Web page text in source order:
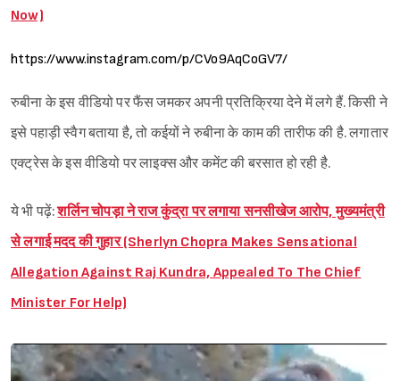
Now)
https://www.instagram.com/p/CVo9AqCoGV7/
रुबीना के इस वीडियो पर फैंस जमकर अपनी प्रतिक्रिया देने में लगे हैं. किसी ने
इसे पहाड़ी स्वैग बताया है, तो कईयों ने रुबीना के काम की तारीफ की है. लगातार
एक्ट्रेस के इस वीडियो पर लाइक्स और कमेंट की बरसात हो रही है.
ये भी पढ़ें:शर्लिन चोपड़ा ने राज कुंद्रा पर लगाया सनसीखेज आरोप, मुख्यमंत्री
से लगाई मदद की गुहार (Sherlyn Chopra Makes Sensational
Allegation Against Raj Kundra, Appealed To The Chief
Minister For Help)